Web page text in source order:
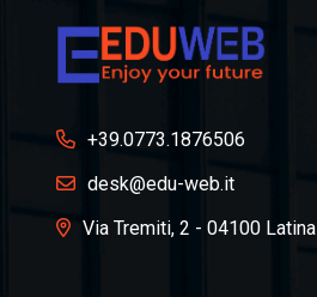
+39.0773.1876506
desk@edu-web.it
Via Tremiti, 2 - 04100 Latina